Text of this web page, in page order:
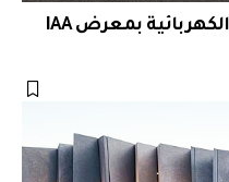
بورشه تطلق بورشه ‎Mission R‎ الكهربائية بمعرض ‎IAA